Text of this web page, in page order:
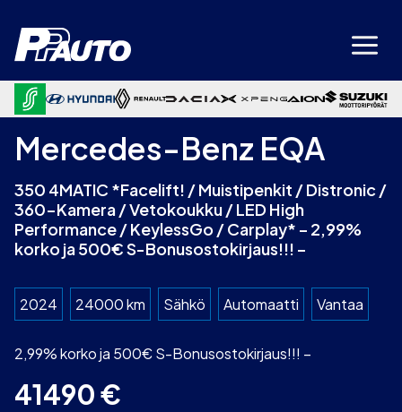
sisältöön
Mercedes-Benz EQA
350 4MATIC *Facelift! / Muistipenkit / Distronic /
360-Kamera / Vetokoukku / LED High
Performance / KeylessGo / Carplay* – 2,99%
korko ja 500€ S-Bonusostokirjaus!!! –
2024 24000 km Sähkö Automaatti Vantaa
2,99% korko ja 500€ S-Bonusostokirjaus!!! –
41490€